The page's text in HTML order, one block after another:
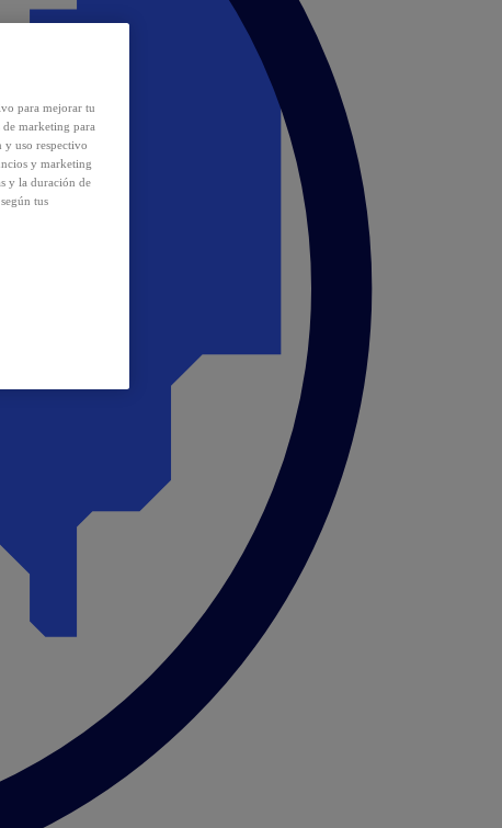
para mejorar tu
marketing para
y uso respectivo
y marketing
y la duración de
tus